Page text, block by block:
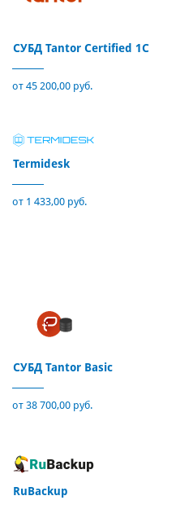
СУБД Tantor Certified 1C
от 45 200,00 руб.
Termidesk
от 1 433,00 руб.
СУБД Tantor Basic
от 38 700,00 руб.
RuBackup